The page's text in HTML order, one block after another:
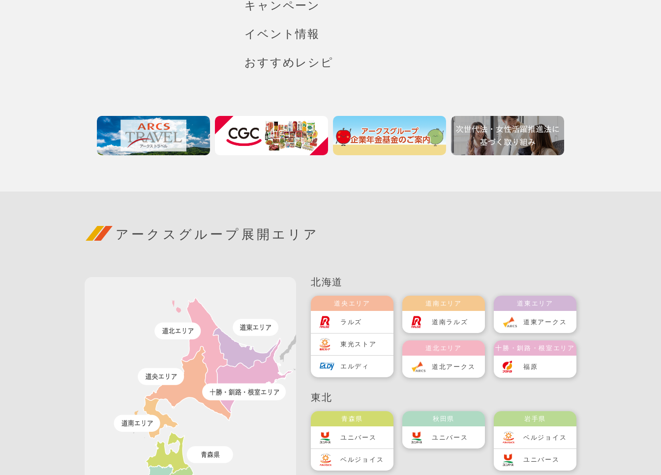
キャンペーン
イベント情報
おすすめレシピ
アークスグループ展開エリア
北海道
道央エリア
ラルズ
東光ストア
エルディ
道南エリア
道南ラルズ
道北エリア
道北アークス
道東エリア
道東アークス
十勝・釧路・根室エリア
福原
東北
青森県
ユニバース
ベルジョイス
秋田県
ユニバース
岩手県
ベルジョイス
ユニバース